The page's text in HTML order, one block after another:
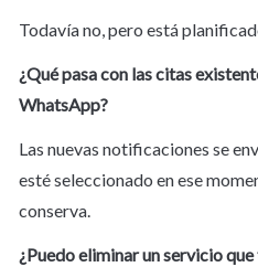
Todavía no, pero está
¿Qué pasa con las citas
WhatsApp?
Las nuevas notificaciones se
esté seleccionado en ese
conserva.
¿Puedo eliminar un servicio